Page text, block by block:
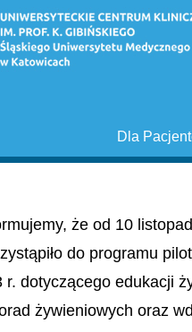
Dla
że od 10
do programu
r. dotyczącego edukacji
żywieniowych oraz